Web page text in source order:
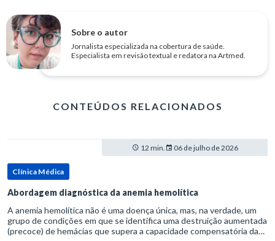
Sobre o autor
Jornalista especializada na cobertura de saúde.
Especialista em revisão textual e redatora na Artmed.
CONTEÚDOS RELACIONADOS
12 min. 06 de julho de 2026
Clínica Médica
Abordagem diagnóstica da anemia hemolítica
A anemia hemolítica não é uma doença única, mas, na verdade, um
grupo de condições em que se identifica uma destruição aumentada
(precoce) de hemácias que supera a capacidade compensatória da